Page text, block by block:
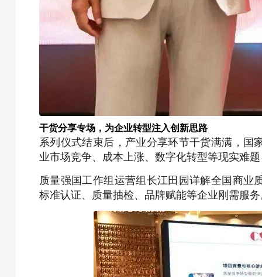
干货分享专场，为企业转型注入创新思路
系列仪式结束后，产业分享环节干货满满，国
业市场竞争、成本上涨、数字化转型等现实难
质量强国工作组运营组长江田园详解全国商业
标准认证、质量抽检、品牌赋能等企业刚需服